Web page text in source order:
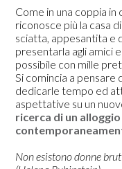
Come in una coppia
riconosce più la casa
sciatta, appesantita e
presentarla agli amici
possibile con mille
Si comincia a
dedicarle tempo ed
aspettative su un
ricerca di un
Non esistono donne